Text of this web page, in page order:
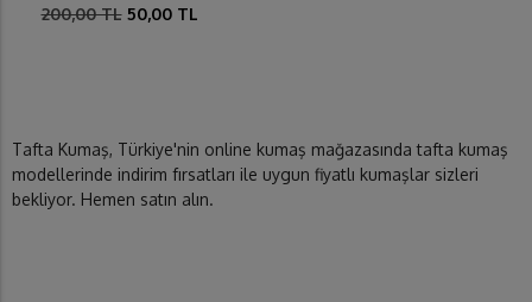
200,00 TL 50,00 TL
Tafta Kumaş, Türkiye'nin online kumaş mağazasında tafta kumaş
modellerinde indirim fırsatları ile uygun fiyatlı kumaşlar sizleri
bekliyor. Hemen satın alın.